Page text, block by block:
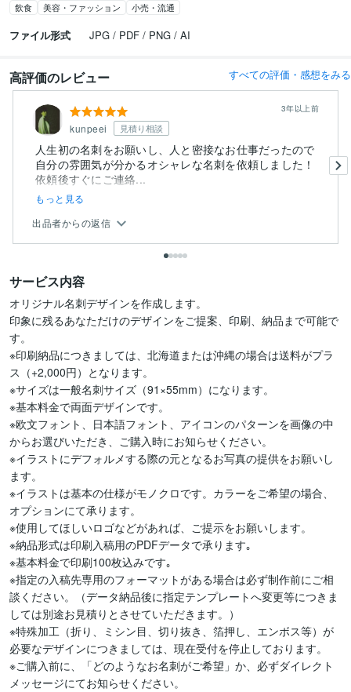
飲食 美容・ファッション 小売・流通
ファイル形式 JPG / PDF / PNG / AI
高評価のレビュー すべての評価・感想をみる
kunpeei 見積り相談
3年以上前
人生初の名刺をお願いし、人と密接なお仕事だったので
自分の雰囲気が分かるオシャレな名刺を依頼しました！
依頼後すぐにご連絡...
もっと見る
出品者からの返信
サービス内容
オリジナル名刺デザインを作成します。
印象に残るあなただけのデザインをご提案、印刷、納品まで可能で
す。
※印刷納品につきましては、北海道または沖縄の場合は送料がプラ
ス（+2,000円）となります。
※サイズは一般名刺サイズ（91×55mm）になります。
※基本料金で両面デザインです。
※欧文フォント、日本語フォント、アイコンのパターンを画像の中
からお選びいただき、ご購入時にお知らせください。
※イラストにデフォルメする際の元となるお写真の提供をお願いし
ます。
※イラストは基本の仕様がモノクロです。カラーをご希望の場合、
オプションにて承ります。
※使用してほしいロゴなどがあれば、ご提示をお願いします。
※納品形式は印刷入稿用のPDFデータで承ります｡
※基本料金で印刷100枚込みです｡
※指定の入稿先専用のフォーマットがある場合は必ず制作前にご相
談ください。（データ納品後に指定テンプレートへ変更等につきま
しては別途お見積りとさせていただきます。）
※特殊加工（折り、ミシン目、切り抜き、箔押し、エンボス等）が
必要なデザインにつきましては、現在受付を停止しております。
※ご購入前に、「どのようなお名刺がご希望」か、必ずダイレクト
メッセージにてお知らせください。